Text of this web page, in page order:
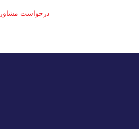
درخواست